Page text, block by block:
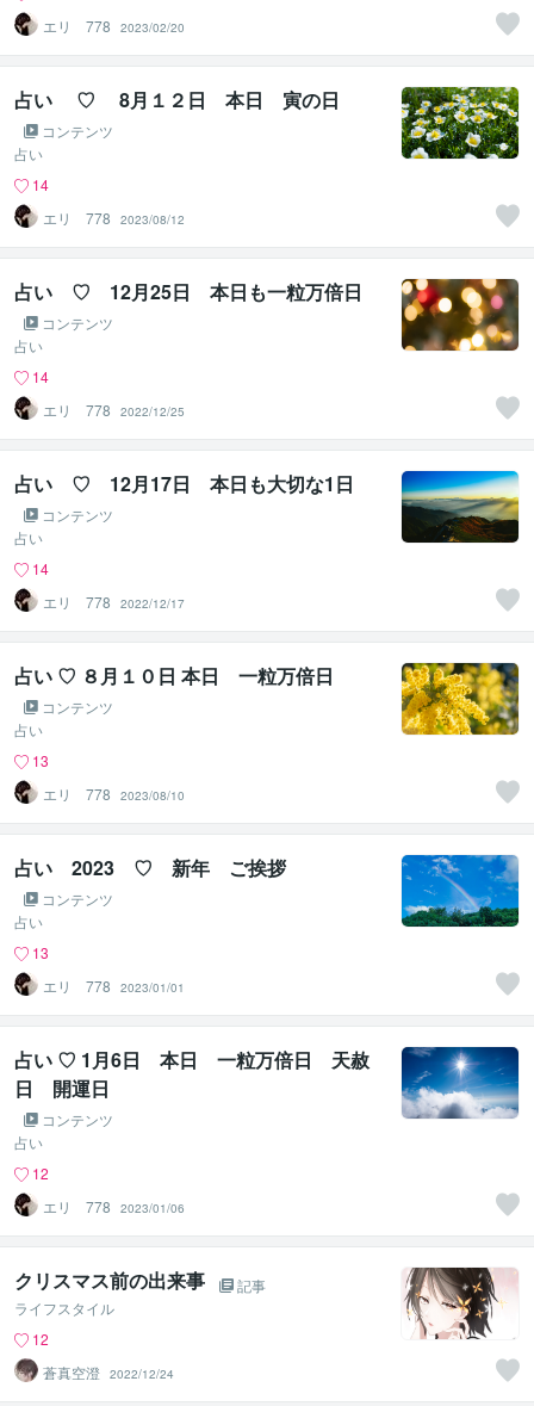
エリ 778
2023/02/20
占い ♡ 8月１２日 本日 寅の日
コンテンツ
占い
14
エリ 778
2023/08/12
占い ♡ 12月25日 本日も一粒万倍日
コンテンツ
占い
14
エリ 778
2022/12/25
占い ♡ 12月17日 本日も大切な1日
コンテンツ
占い
14
エリ 778
2022/12/17
占い ♡ ８月１０日 本日 一粒万倍日
コンテンツ
占い
13
エリ 778
2023/08/10
占い 2023 ♡ 新年 ご挨拶
コンテンツ
占い
13
エリ 778
2023/01/01
占い ♡ 1月6日 本日 一粒万倍日 天赦
日 開運日
コンテンツ
占い
12
エリ 778
2023/01/06
クリスマス前の出来事
記事
ライフスタイル
12
蒼真空澄 2022/12/24